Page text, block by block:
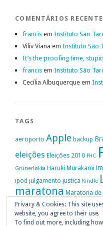
COMENTÁRIOS
francis em Instituto São
Viliv Viana em Instituto São
It’s the proofing time,
francis em Instituto São
Cecília Albuquerque em
TAGS
aeroporto Apple backup
eleições Eleições 2010 FHC
Grünerløkka Haruki Murakami
ipod julgamento justiça Kindle
maratona Maratona de
movimento passe livre música
Portugal Privacidade protestos PT
Privacy & Cookies: This site
website, you agree to their use.
To find out more, including